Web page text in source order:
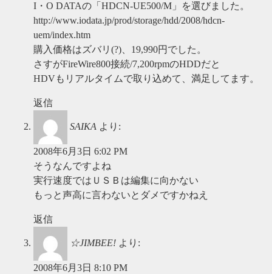
I・O DATAの「HDCN-UE500/M」を選びました。
http://www.iodata.jp/prod/storage/hdd/2008/hdcn-
uem/index.htm
購入価格はズバリ(?)、19,990円でした。
さすがFireWire800接続/7,200rpmのHDDだと
HDVもリアルタイムで取り込めて、満足してます。
返信
SAIKA より:
2008年6月3日 6:02 PM
そうなんですよね
実行速度ではＵＳＢは編集に向かない
もっと声高に言わないとダメですかねえ
返信
☆JIMBEE! より:
2008年6月3日 8:10 PM